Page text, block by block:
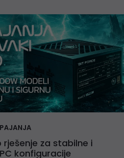
za stabilne i
konfiguracije